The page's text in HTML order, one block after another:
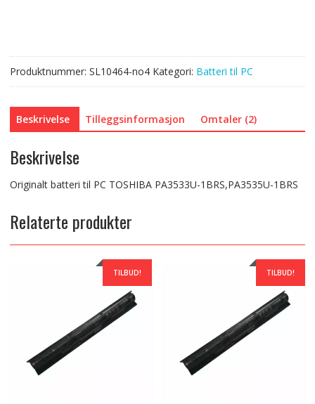
antall
Produktnummer: SL10464-no4 Kategori: Batteri til PC
Beskrivelse Tilleggsinformasjon Omtaler (2)
Beskrivelse
Originalt batteri til PC TOSHIBA PA3533U-1BRS,PA3535U-1BRS
Relaterte produkter
TILBUD! TILBUD!